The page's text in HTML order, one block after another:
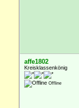
affe1802
Kreisklassenkönig
Offline